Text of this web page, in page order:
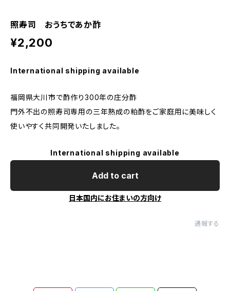
照寿司 おうちであか酢
¥2,200
International shipping available
福岡県大川市で酢作り300年の庄分酢
門外不出の照寿司専用の三年熟成の粕酢をご家庭用に美味しく
使いやすく共同開発いたしました。
International shipping available
Add to cart
日本国内にお住まいの方向け
通報する